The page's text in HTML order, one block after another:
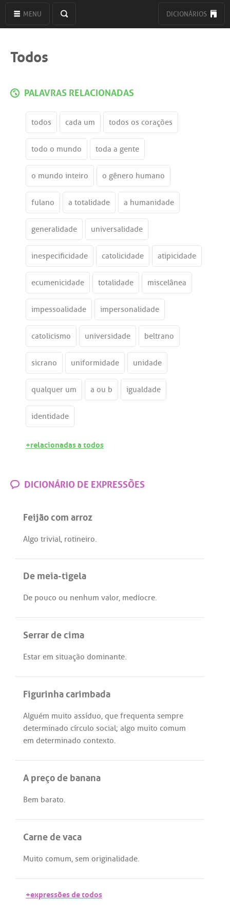
MENU DICIONÁRIOS
Todos
PALAVRAS RELACIONADAS
todos cada um todos os corações
todo o mundo toda a gente
o mundo inteiro o gênero humano
fulano a totalidade a humanidade
generalidade universalidade
inespecificidade catolicidade atipicidade
ecumenicidade totalidade miscelânea
impessoalidade impersonalidade
catolicismo universidade beltrano
sicrano uniformidade unidade
qualquer um a ou b igualdade
identidade
+relacionadas a todos
DICIONÁRIO DE EXPRESSÕES
Feijão com arroz
Algo trivial, rotineiro.
De meia-tigela
De pouco ou nenhum valor, medíocre.
Serrar de cima
Estar em situação dominante.
Figurinha carimbada
Alguém muito assíduo, que frequenta sempre
determinado círculo social; algo muito comum
em determinado contexto.
A preço de banana
Bem barato.
Carne de vaca
Muito comum, sem originalidade.
+expressões de todos